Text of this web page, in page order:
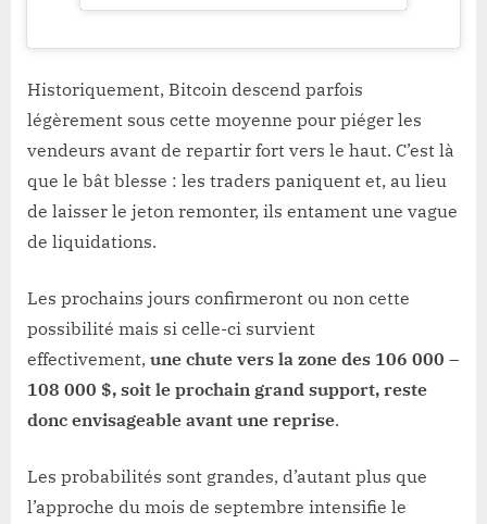
Historiquement, Bitcoin descend parfois
légèrement sous cette moyenne pour piéger les
vendeurs avant de repartir fort vers le haut. C’est là
que le bât blesse : les traders paniquent et, au lieu
de laisser le jeton remonter, ils entament une vague
de liquidations.
Les prochains jours confirmeront ou non cette
possibilité mais si celle-ci survient
effectivement, une chute vers la zone des 106 000 –
108 000 $, soit le prochain grand support, reste
donc envisageable avant une reprise.
Les probabilités sont grandes, d’autant plus que
l’approche du mois de septembre intensifie le